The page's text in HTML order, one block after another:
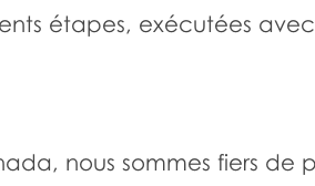
étapes, exécutées
nous sommes fiers de